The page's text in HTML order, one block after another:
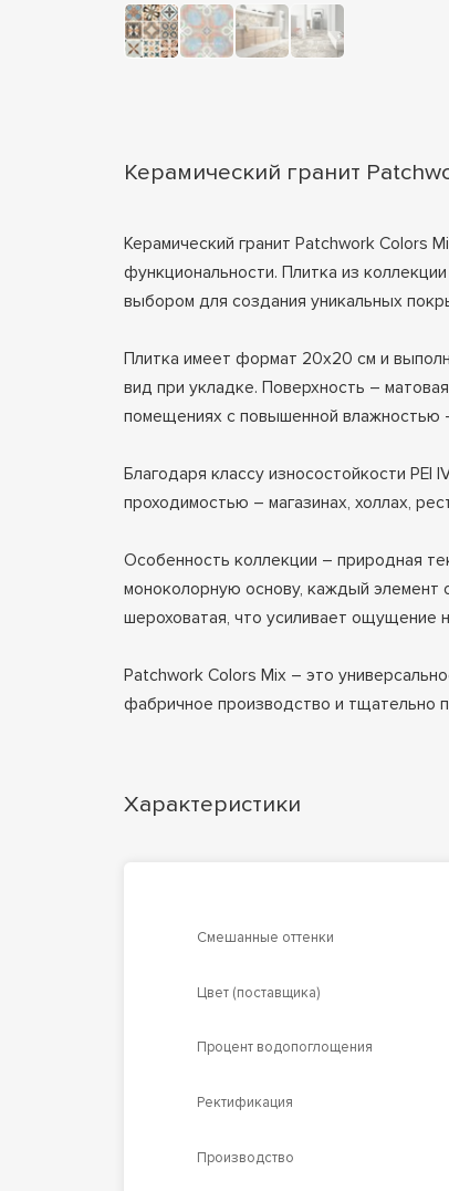
Керамический гранит
Керамический гранит Patchwork Colors
функциональности. Плитка из
выбором для создания уникальных
Плитка имеет формат 20x20 см и
вид при укладке. Поверхность –
помещениях с повышенной влажностью
Благодаря классу износостойкости PEI
проходимостью – магазинах, холлах,
Особенность коллекции – природная
моноколорную основу, каждый элемент
шероховатая, что усиливает ощущение
Patchwork Colors Mix – это
фабричное производство и тщательно
Характеристики
Смешанные оттенки
Цвет (поставщика)
Процент водопоглощения
Ректификация
Производство